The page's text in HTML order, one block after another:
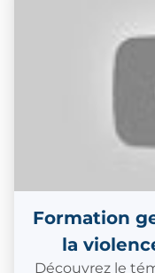
Formation
la
Découvrez le